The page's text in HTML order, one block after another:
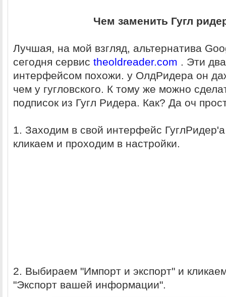
Чем заменить Гугл
Лучшая, на мой взгляд, альтернатива
сегодня сервис theoldreader.com . Эти
интерфейсом похожи. у ОлдРидера он
чем у гугловского. К тому же можно
подписок из Гугл Ридера. Как? Да оч
1. Заходим в свой интерфейс
кликаем и проходим в настройки.
2. Выбираем "Импорт и экспорт" и
"Экспорт вашей информации".